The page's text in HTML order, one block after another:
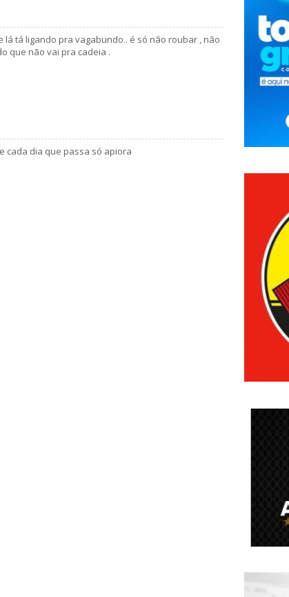
tá ligando pra vagabundo.. é só não roubar , não
que não vai pra cadeia .
cada dia que passa só apiora